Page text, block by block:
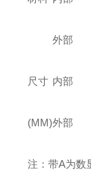
外部
尺寸
(MM)
内部
外部
注：带A为数